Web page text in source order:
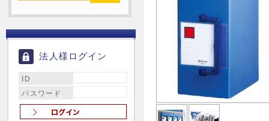
法人様ログイン
ID
パスワード